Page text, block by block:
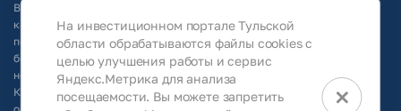
Вся информация на сайте носит ознакомительный характер и ни при
каких условиях не является публичной офертой, определяемой
положениями Статьи 437 Гражданского кодекса РФ. Для получения
более подробной информации и окончательных условий следует
непосредственно (уточнять у собственников/ обращаться в АО
КРТО).Используя информацию, указанную на сайте, Общество
×
На инвестиционном портале Тульской
области обрабатываются файлы cookies с
целью улучшения работы и сервис
Яндекс.Метрика для анализа
посещаемости. Вы можете запретить